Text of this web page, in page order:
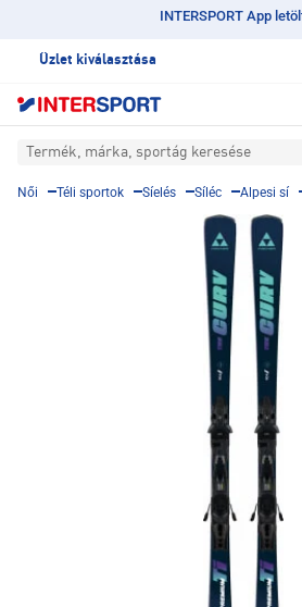
INTERSPORT App
Üzlet kiválasztása
Termék, márka, sportág keresése
Női Téli sportok Síelés Síléc Alpesi sí